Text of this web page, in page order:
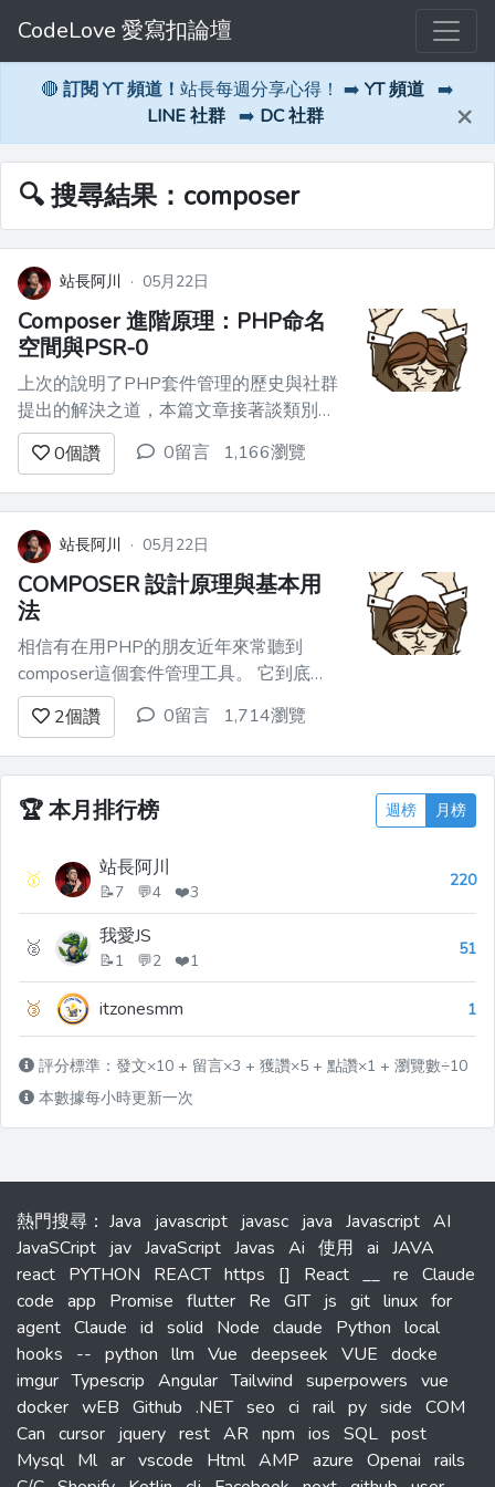
CodeLove 愛寫扣論壇
🔴 訂閱 YT 頻道！ 站長每週分享心得！ ➡️ YT 頻道 ➡️
LINE 社群 ➡️ DC 社群 ×
🔍 搜尋結果：composer
站長阿川 · 05月22日
Composer 進階原理：PHP命名
空間與PSR-0
上次的說明了PHP套件管理的歷史與社群
提出的解決之道，本篇文章接著談類別管
理的進階議題。 # 當類別名稱一樣... 當專
案大了起來，有時候會有類別名稱重複的
問題。 假設今天要撰寫一個論壇模組，
提供討論區與留言板功能。 你一定很想
將討論區的文章與留言板的文章都命名類
別為Arti...
0個讚 0留言 1,166瀏覽
站長阿川 · 05月22日
COMPOSER 設計原理與基本用
法
相信有在用PHP的朋友近年來常聽到
composer這個套件管理工具。 它到底是
做什麼用的？又是為了解決什麼問題而存
在呢？ 要瞭解這個，得先從歷史開始說
起...。 # PHP最早讀取套件的方法 初學
PHP時，最早會面對的問題之一就是
2個讚 0留言 1,714瀏覽
🏆本月排行榜 週榜 月榜
🥇 站長阿川
📝7 💬4 ❤️3
220
🥈 我愛JS
📝1 💬2 ❤️1
51
🥉 itzonesmm 1
評分標準：發文×10 + 留言×3 + 獲讚×5 + 點讚×1 + 瀏覽數÷10
本數據每小時更新一次
熱門搜尋 ： Java javascript javasc java Javascript AI
JavaSCript jav JavaScript Javas Ai 使用 ai JAVA
react PYTHON REACT https [] React __ re Claude
code app Promise flutter Re GIT js git linux for
agent Claude id solid Node claude Python local
hooks
-- python llm Vue deepseek VUE docke
imgur Typescrip Angular Tailwind superpowers vue
docker wEB Github .NET seo ci rail py side COM
Can cursor jquery rest AR npm ios SQL post
Mysql Ml ar vscode Html AMP azure Openai rails